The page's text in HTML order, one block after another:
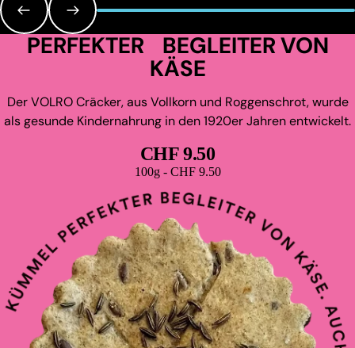
PERFEKTER BEGLEITER VON
KÄSE
Der VOLRO Cräcker, aus Vollkorn und Roggenschrot, wurde
als gesunde Kindernahrung in den 1920er Jahren entwickelt.
CHF 9.50
Grundpreis
100g - CHF 9.50